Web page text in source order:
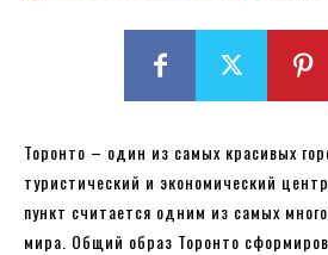
Торонто – один из самых красивых
туристический и экономический
пункт считается одним из самых
мира. Общий образ Торонто